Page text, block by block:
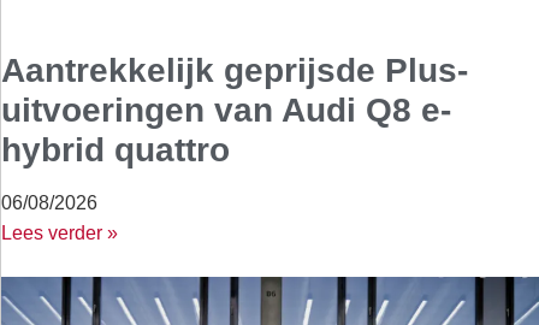
Aantrekkelijk geprijsde Plus-
uitvoeringen van Audi Q8 e-
hybrid quattro
06/08/2026
Lees verder »